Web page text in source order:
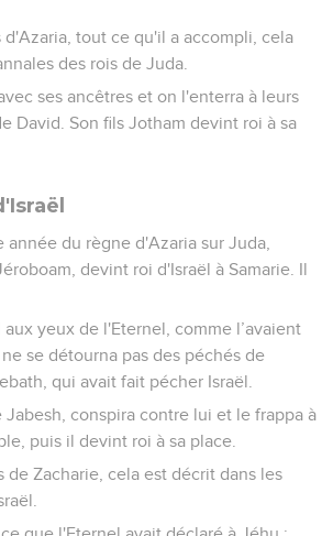
de Pékach, tout ce qu'il a accompli, cela
des rois d'Israël.
d'Ozias, le roi de Juda, devint roi.
devint roi et il régna 16 ans à
aux yeux de l'Eternel, il agit
l’avait fait son père Ozias.
lieux ne disparurent pas ; le peuple y
et des parfums. Jotham
de la maison de l'Eternel.
de Jotham, tout ce qu'il a accompli,
annales des rois de Juda.
commença à envoyer contre